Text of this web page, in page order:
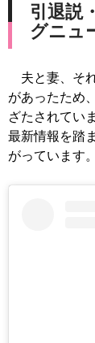
引退説
グニュ
夫と妻、そ
があったため
ざたされてい
最新情報を踏
がっています。